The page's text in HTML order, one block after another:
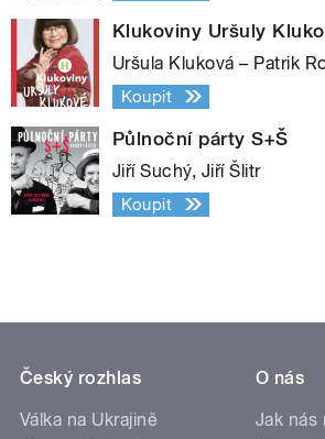
Klukoviny Uršuly
Uršula Kluková – Patrik
Koupit
Půlnoční párty S+Š
Jiří Suchý, Jiří Šlitr
Koupit
Český rozhlas
Válka na Ukrajině
O nás
Jak nás